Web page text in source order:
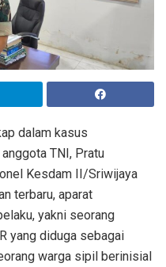
dalam kasus
TNI, Pratu
Kesdam II/Sriwijaya
terbaru, aparat
yakni seorang
yang diduga sebagai
warga sipil berinisial